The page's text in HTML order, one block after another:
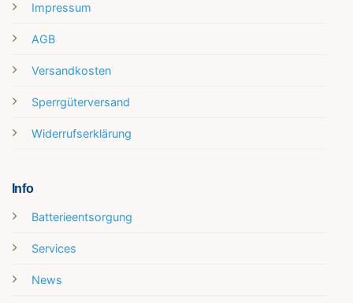
Impressum
AGB
Versandkosten
Sperrgüterversand
Widerrufserklärung
Info
Batterieentsorgung
Services
News